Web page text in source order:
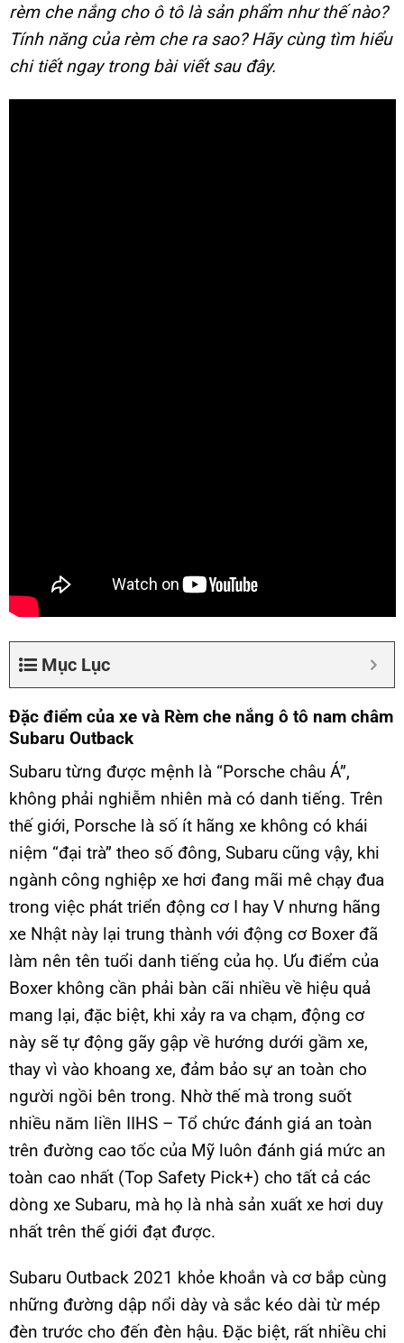
rèm che nắng cho ô tô là sản phẩm như thế nào?
Tính năng của rèm che ra sao? Hãy cùng tìm hiểu
chi tiết ngay trong bài viết sau đây.
Mục Lục
Đặc điểm của xe và Rèm che nắng ô tô nam châm
Subaru Outback
Subaru từng được mệnh là “Porsche châu Á”,
không phải nghiễm nhiên mà có danh tiếng. Trên
thế giới, Porsche là số ít hãng xe không có khái
niệm “đại trà” theo số đông, Subaru cũng vậy, khi
ngành công nghiệp xe hơi đang mãi mê chạy đua
trong việc phát triển động cơ I hay V nhưng hãng
xe Nhật này lại trung thành với động cơ Boxer đã
làm nên tên tuổi danh tiếng của họ. Ưu điểm của
Boxer không cần phải bàn cãi nhiều về hiệu quả
mang lại, đặc biệt, khi xảy ra va chạm, động cơ
này sẽ tự động gãy gập về hướng dưới gầm xe,
thay vì vào khoang xe, đảm bảo sự an toàn cho
người ngồi bên trong. Nhờ thế mà trong suốt
nhiều năm liền IIHS – Tổ chức đánh giá an toàn
trên đường cao tốc của Mỹ luôn đánh giá mức an
toàn cao nhất (Top Safety Pick+) cho tất cả các
dòng xe Subaru, mà họ là nhà sản xuất xe hơi duy
nhất trên thế giới đạt được.
Subaru Outback 2021 khỏe khoắn và cơ bắp cùng
những đường dập nổi dày và sắc kéo dài từ mép
đèn trước cho đến đèn hậu. Đặc biệt, rất nhiều chi